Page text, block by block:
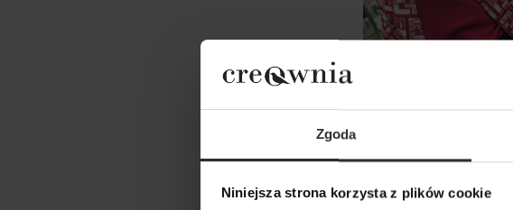
Zgoda
Niniejsza strona korzysta z plików cookie